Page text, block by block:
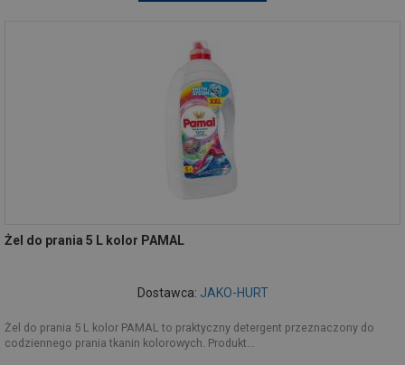
Żel do prania 5 L kolor PAMAL
Dostawca: JAKO-HURT
Żel do prania 5 L kolor PAMAL to praktyczny detergent przeznaczony do
codziennego prania tkanin kolorowych. Produkt...